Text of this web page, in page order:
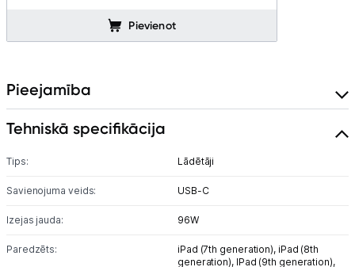
Pievienot
Pieejamība
Tehniskā specifikācija
Tips: Lādētāji
Savienojuma veids: USB-C
Izejas jauda: 96W
Paredzēts: iPad (7th generation), iPad (8th
generation), IPad (9th generation),